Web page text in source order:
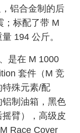
铝合金制的后
；标配了带 M
194 公斤。
是在 M 1000
套件（M 竞
殊元素/配
制油箱，黑色
臂），高级皮
Race Cover